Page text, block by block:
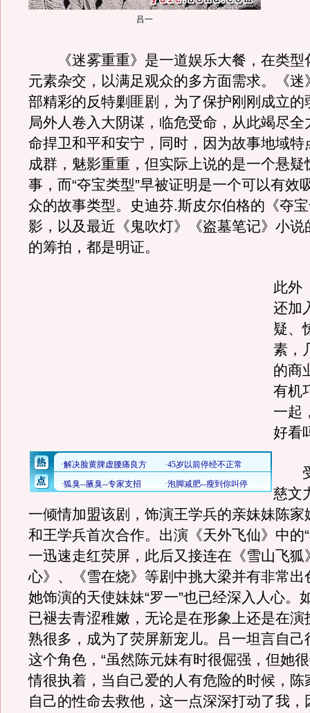
吕一
《迷雾重重》是一道娱乐大餐，在类型
元素杂交，以满足观众的多方面需求。《迷
部精彩的反特剿匪剧，为了保护刚刚成立的
局外人卷入大阴谋，临危受命，从此竭尽全
命捍卫和平和安宁，同时，因为故事地域特
成群，魅影重重，但实际上说的是一个悬疑
事，而“夺宝类型”早被证明是一个可以有效
众的故事类型。史迪芬.斯皮尔伯格的《夺
影，以及最近《鬼吹灯》《盗墓笔记》小说
的筹拍，都是明证。
此外
还加
疑、
素，
的商
有机
一起
好看
受
慈文
一倾情加盟该剧，饰演王学兵的亲妹妹陈家
和王学兵首次合作。出演《天外飞仙》中的
一迅速走红荧屏，此后又接连在《雪山飞狐
心》、《雪在烧》等剧中挑大梁并有非常出
她饰演的天使妹妹“罗一”也已经深入人心。
已褪去青涩稚嫩，无论是在形象上还是在演
熟很多，成为了荧屏新宠儿。吕一坦言自己
这个角色，“虽然陈元妹有时很倔强，但她
情很执着，当自己爱的人有危险的时候，陈
自己的性命去救他，这一点深深打动了我，